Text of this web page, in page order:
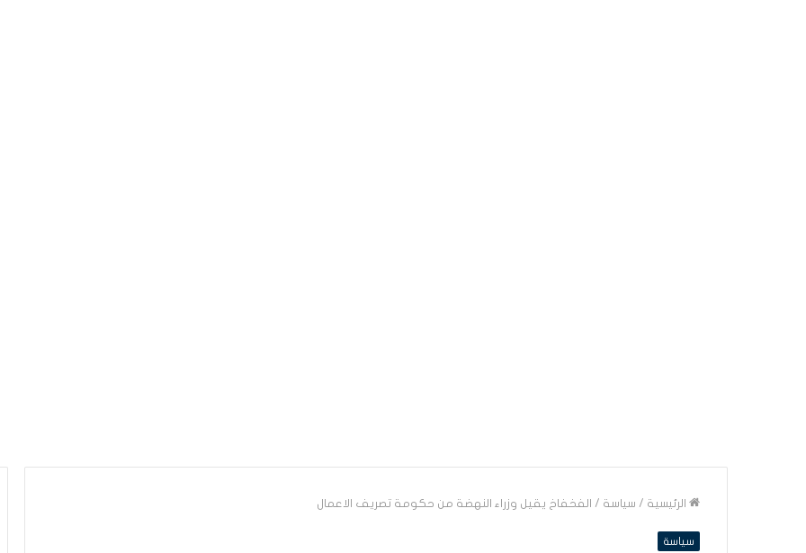
الرئيسية / سياسة / الفخفاخ يقيل وزراء النهضة من حكومة تصريف الاعمال
سياسة